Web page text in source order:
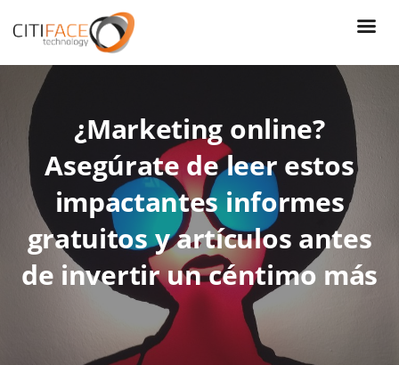
content
¿Marketing online?
Asegúrate de leer estos
impactantes informes
gratuitos y artículos antes
de invertir un céntimo más